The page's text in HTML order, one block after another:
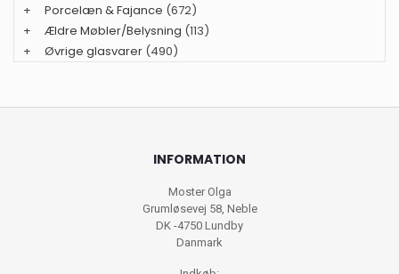
+
Porcelæn & Fajance (672)
+
Ældre Møbler/Belysning (113)
+
Øvrige glasvarer (490)
INFORMATION
Moster Olga
Grumløsevej 58, Neble
DK -4750 Lundby
Danmark